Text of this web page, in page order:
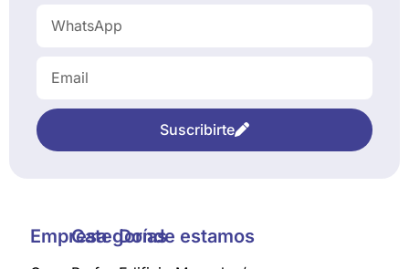
Suscribirte
EmpresaCategoríasDonde estamos